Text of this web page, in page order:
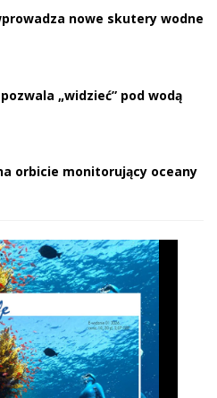
nowe skutery wodne
„widzieć” pod wodą
orbicie monitorujący oceany